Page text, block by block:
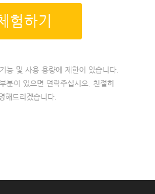
험하기
능 및 사용 용량에 제한이 있습니다.
분이 있으면 연락주십시오. 친절히
해드리겠습니다.